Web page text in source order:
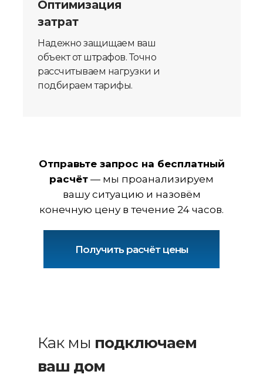
Оптимизация
затрат
Надежно защищаем ваш
объект от штрафов. Точно
рассчитываем нагрузки и
подбираем тарифы.
Получить расчёт цены
Отправьте запрос на бесплатный
расчёт — мы проанализируем
вашу ситуацию и назовём
конечную цену в течение 24 часов.
Как мы подключаем
ваш дом